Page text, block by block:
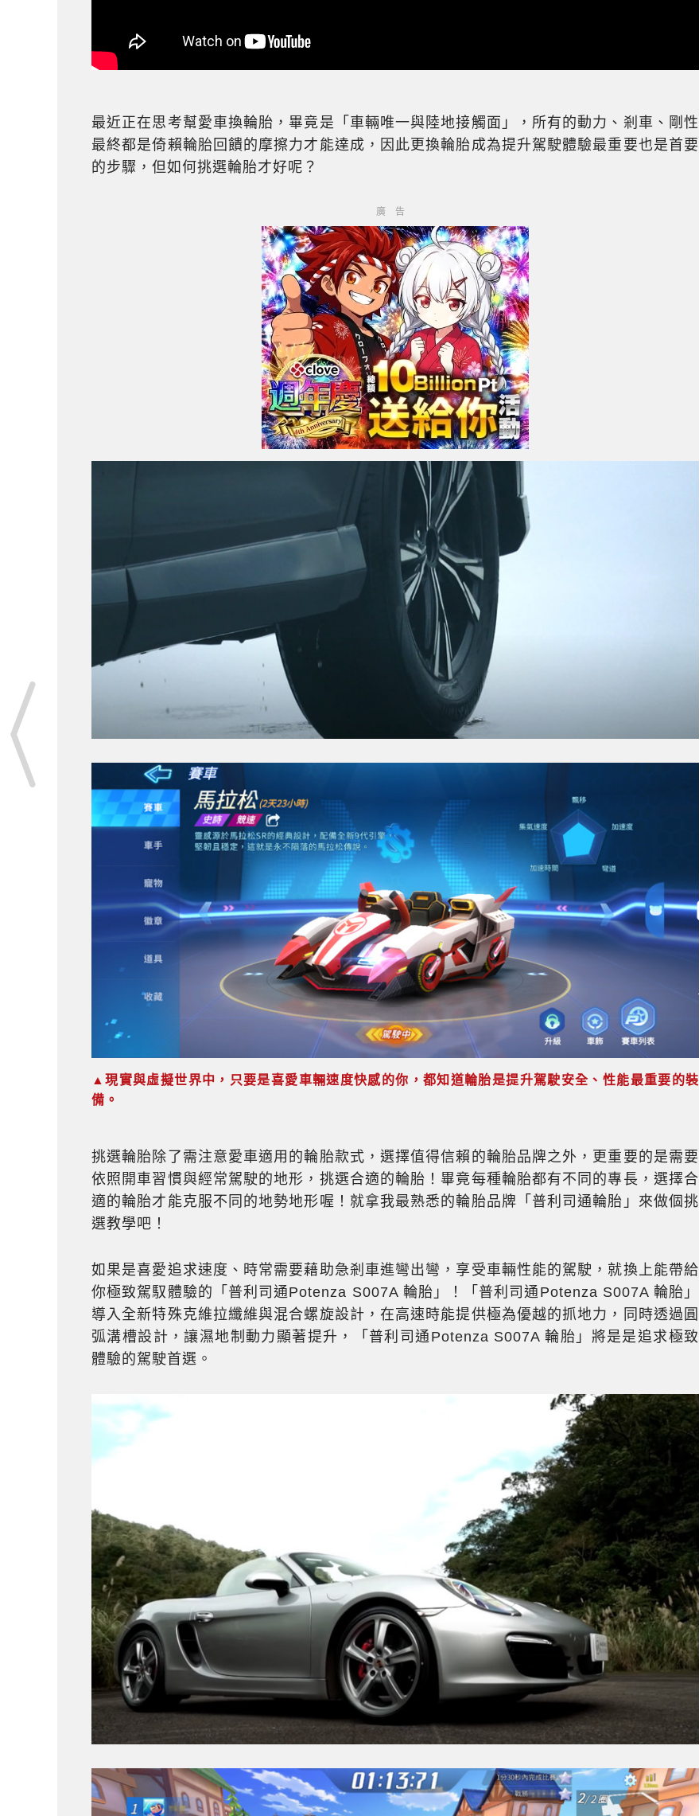
最近正在思考幫愛車換輪胎，畢竟是「車輛唯一與陸地接觸面」，所有的動力、剎車、剛性
最終都是倚賴輪胎回饋的摩擦力才能達成，因此更換輪胎成為提升駕駛體驗最重要也是首要
的步驟，但如何挑選輪胎才好呢？
廣告
▲現實與虛擬世界中，只要是喜愛車輛速度快感的你，都知道輪胎是提升駕駛安全、性能最重要的裝
備。
挑選輪胎除了需注意愛車適用的輪胎款式，選擇值得信賴的輪胎品牌之外，更重要的是需要
依照開車習慣與經常駕駛的地形，挑選合適的輪胎！畢竟每種輪胎都有不同的專長，選擇合
適的輪胎才能克服不同的地勢地形喔！就拿我最熟悉的輪胎品牌「普利司通輪胎」來做個挑
選教學吧！
如果是喜愛追求速度、時常需要藉助急剎車進彎出彎，享受車輛性能的駕駛，就換上能帶給
你極致駕馭體驗的「普利司通Potenza S007A 輪胎」！「普利司通Potenza S007A 輪胎」
導入全新特殊克維拉纖維與混合螺旋設計，在高速時能提供極為優越的抓地力，同時透過圓
弧溝槽設計，讓濕地制動力顯著提升，「普利司通Potenza S007A 輪胎」將是是追求極致
體驗的駕駛首選。